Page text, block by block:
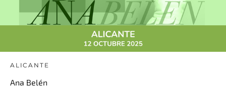
ALICANTE
Ana Belén